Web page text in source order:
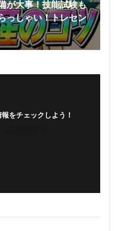
が大事！技能試験も
っしゃい！トレセン
をチェックしよう！